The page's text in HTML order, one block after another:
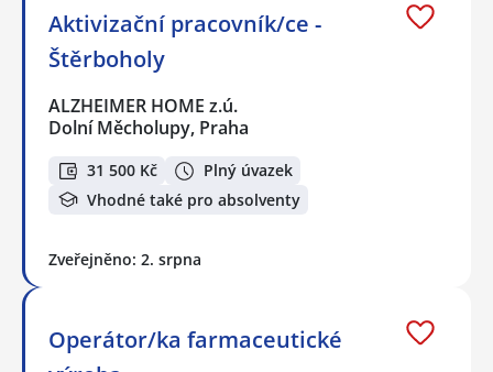
Aktivizační pracovník/ce -
Štěrboholy
ALZHEIMER HOME z.ú.
Dolní Měcholupy, Praha
31 500 Kč
Plný úvazek
Vhodné také pro absolventy
Zveřejněno: 2. srpna
Operátor/ka farmaceutické